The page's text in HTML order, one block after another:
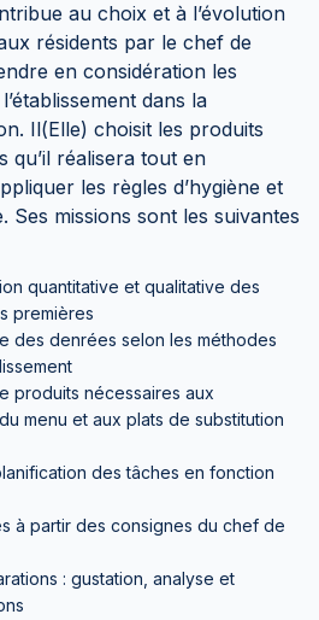
au choix et à l’évolution
résidents par le chef de
en considération les
dans la
Il(Elle) choisit les produits
qu’il réalisera tout en
les règles d’hygiène et
Ses missions sont les suivantes
quantitative et qualitative des
premières
des denrées selon les méthodes
produits nécessaires aux
menu et aux plats de substitution
des tâches en fonction
à partir des consignes du chef de
: gustation, analyse et